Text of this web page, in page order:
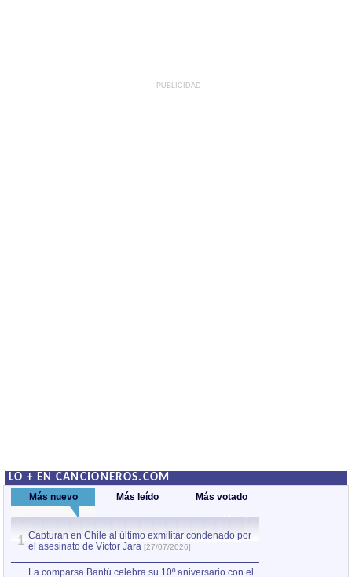
PUBLICIDAD
LO + EN CANCIONEROS.COM
Más nuevo Más leído Más votado
1 Capturan en Chile al último exmilitar condenado por
el asesinato de Víctor Jara [27/07/2026]
La comparsa Bantú celebra su 10º aniversario con el